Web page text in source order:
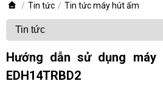
Tin tức Tin tức máy hút ấm
Hướng dẫn sử dụng máy
EDH14TRBD2